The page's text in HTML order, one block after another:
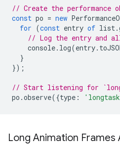
// Create the performance
const po = new
for (const entry of list.
// Log the entry and
console. log(entry.
}
});
// Start listening for
po .observe({type :
Long Animation Frames